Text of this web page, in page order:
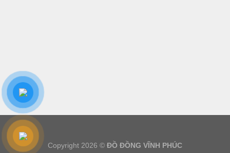
Copyright 2026 © ĐỒ ĐỒNG VĨNH PHÚC